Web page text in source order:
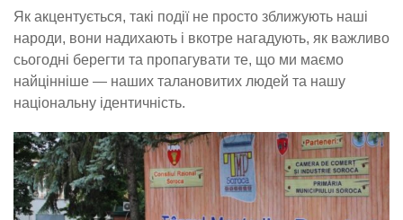
Як акцентується, такі події не просто зближують наші
народи, вони надихають і вкотре нагадують, як важливо
сьогодні берегти та пропагувати те, що ми маємо
найцінніше — наших талановитих людей та нашу
національну ідентичність.